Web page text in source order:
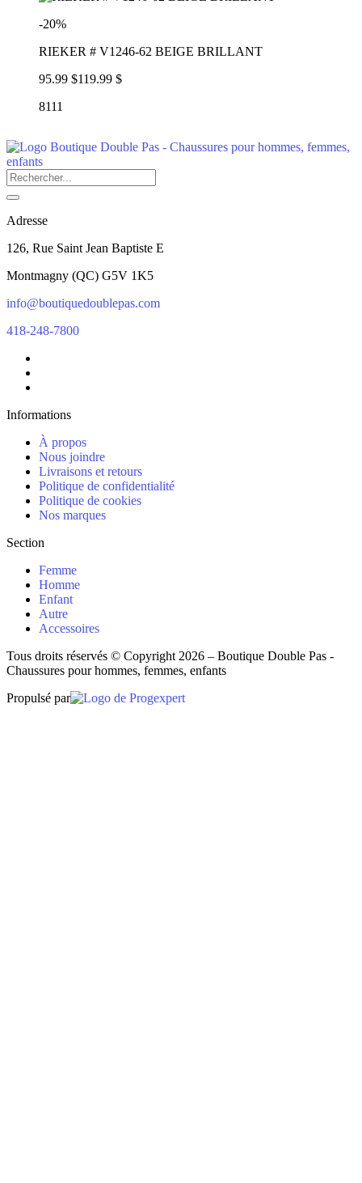
-20%
RIEKER # V1246-62 BEIGE BRILLANT
95.99 $119.99 $
8111
Adresse
126, Rue Saint Jean Baptiste E
Montmagny (QC) G5V 1K5
info@boutiquedoublepas.com
418-248-7800
Informations
À propos
Nous joindre
Livraisons et retours
Politique de confidentialité
Politique de cookies
Nos marques
Section
Femme
Homme
Enfant
Autre
Accessoires
Tous droits réservés © Copyright 2026 – Boutique Double Pas -
Chaussures pour hommes, femmes, enfants
Propulsé par